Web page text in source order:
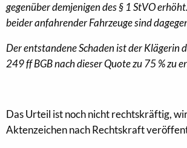
gegenüber demjenigen des § 1 StVO
beider anfahrender Fahrzeuge sind
Der entstandene Schaden ist der Klägerin
249 ff BGB nach dieser Quote zu 75 % zu
Das Urteil ist noch nicht rechtskräftig,
Aktenzeichen nach Rechtskraft